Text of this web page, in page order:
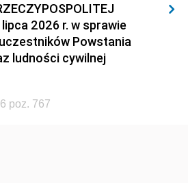
2026 r. w sprawie
Powstania
ludności cywilnej
poz. 767